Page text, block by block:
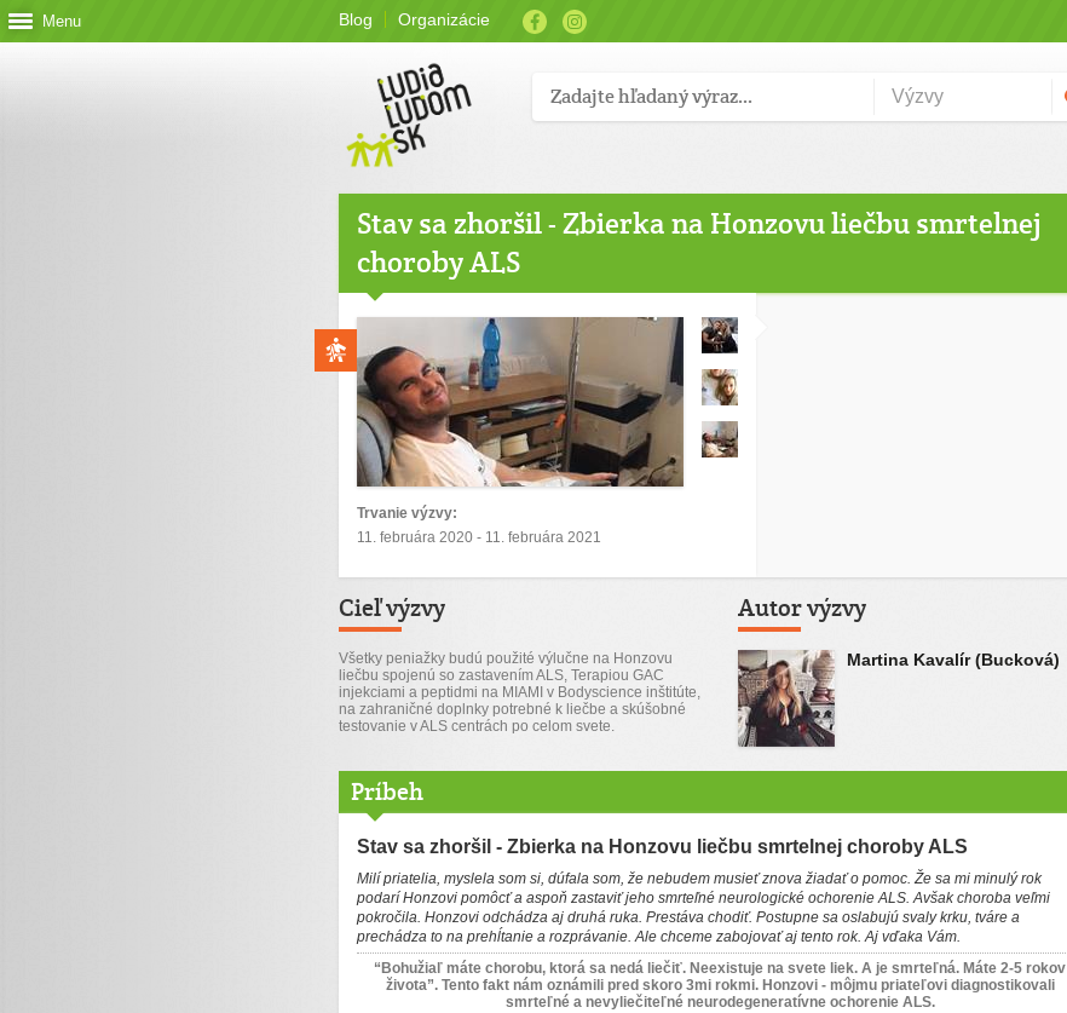
Menu Blog Organizácie
Stav sa zhoršil - Zbierka na Honzovu liečbu smrtelnej
choroby ALS
Trvanie výzvy:
11. februára 2020 - 11. februára 2021
Cieľ výzvy
Všetky peniažky budú použité výlučne na Honzovu
liečbu spojenú so zastavením ALS, Terapiou GAC
injekciami a peptidmi na MIAMI v Bodyscience inštitúte,
na zahraničné doplnky potrebné k liečbe a skúšobné
testovanie v ALS centrách po celom svete.
Autor výzvy
Martina Kavalír (Bucková)
Príbeh
Stav sa zhoršil - Zbierka na Honzovu liečbu smrtelnej choroby ALS
Milí priatelia, myslela som si, dúfala som, že nebudem musieť znova žiadať o pomoc. Že sa mi minulý rok
podarí Honzovi pomôcť a aspoň zastaviť jeho smrteľné neurologické ochorenie ALS. Avšak choroba veľmi
pokročila. Honzovi odchádza aj druhá ruka. Prestáva chodiť. Postupne sa oslabujú svaly krku, tváre a
prechádza to na prehĺtanie a rozprávanie. Ale chceme zabojovať aj tento rok. Aj vďaka Vám.
“Bohužiaľ máte chorobu, ktorá sa nedá liečiť. Neexistuje na svete liek. A je smrteľná. Máte 2-5 rokov
života”. Tento fakt nám oznámili pred skoro 3mi rokmi. Honzovi - môjmu priateľovi diagnostikovali
smrteľné a nevyliečiteľné neurodegeneratívne ochorenie ALS.